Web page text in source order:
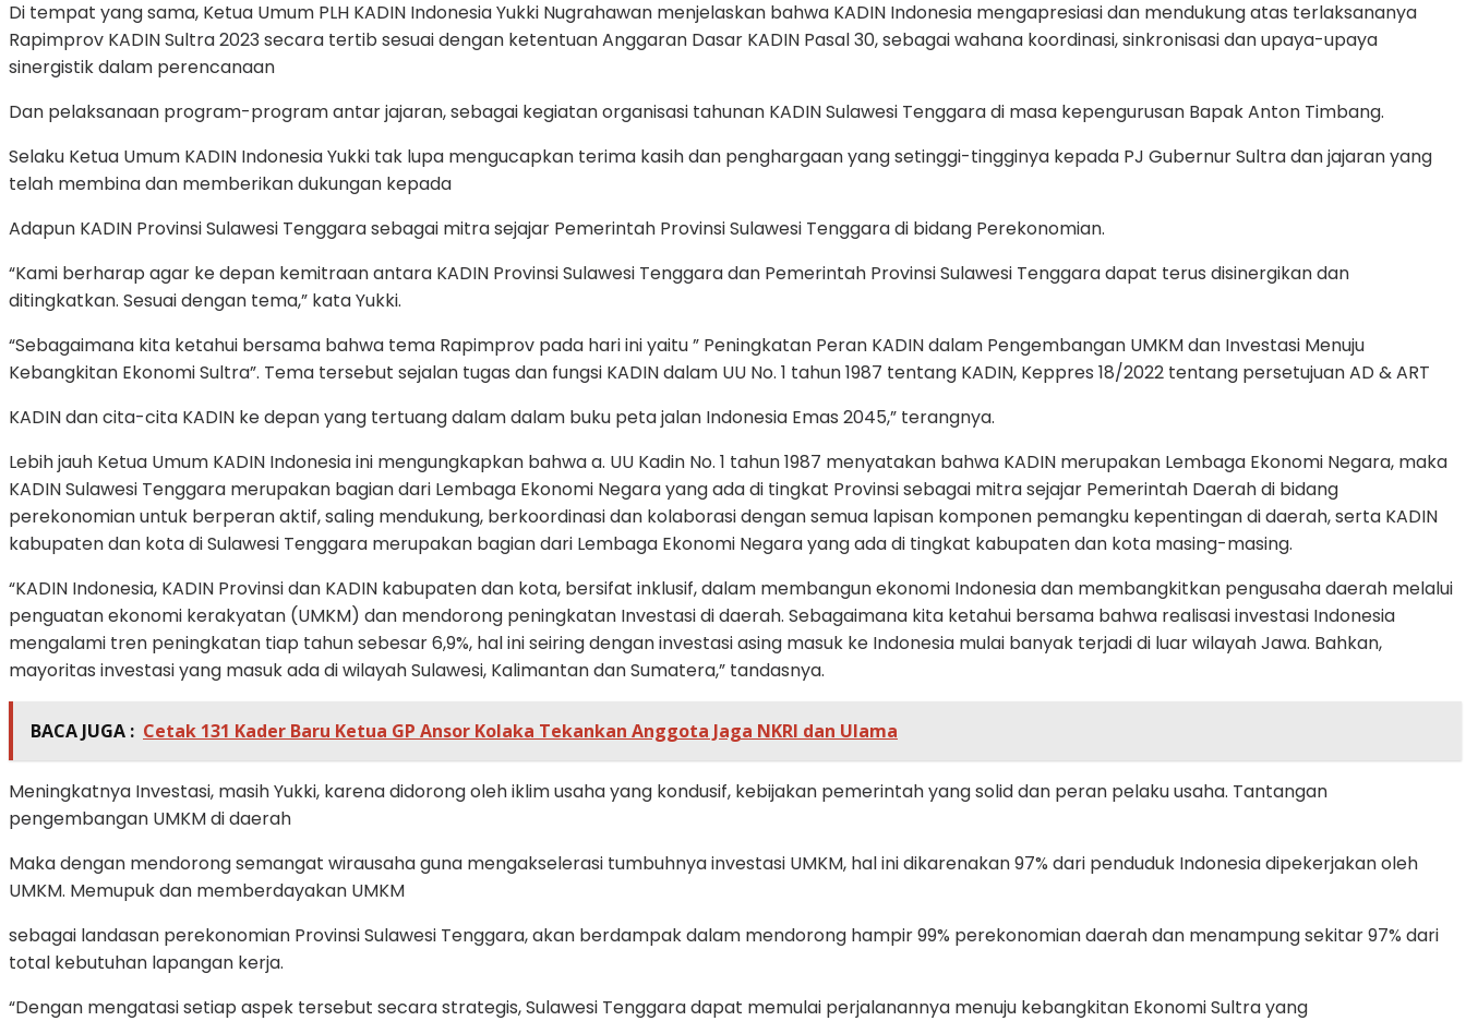
Di tempat yang sama, Ketua Umum PLH KADIN Indonesia Yukki Nugrahawan menjelaskan bahwa KADIN Indonesia mengapresiasi dan mendukung atas terlaksananya
Rapimprov KADIN Sultra 2023 secara tertib sesuai dengan ketentuan Anggaran Dasar KADIN Pasal 30, sebagai wahana koordinasi, sinkronisasi dan upaya-upaya
sinergistik dalam perencanaan
Dan pelaksanaan program-program antar jajaran, sebagai kegiatan organisasi tahunan KADIN Sulawesi Tenggara di masa kepengurusan Bapak Anton Timbang.
Selaku Ketua Umum KADIN Indonesia Yukki tak lupa mengucapkan terima kasih dan penghargaan yang setinggi-tingginya kepada PJ Gubernur Sultra dan jajaran yang
telah membina dan memberikan dukungan kepada
Adapun KADIN Provinsi Sulawesi Tenggara sebagai mitra sejajar Pemerintah Provinsi Sulawesi Tenggara di bidang Perekonomian.
“Kami berharap agar ke depan kemitraan antara KADIN Provinsi Sulawesi Tenggara dan Pemerintah Provinsi Sulawesi Tenggara dapat terus disinergikan dan
ditingkatkan. Sesuai dengan tema,” kata Yukki.
“Sebagaimana kita ketahui bersama bahwa tema Rapimprov pada hari ini yaitu ” Peningkatan Peran KADIN dalam Pengembangan UMKM dan Investasi Menuju
Kebangkitan Ekonomi Sultra”. Tema tersebut sejalan tugas dan fungsi KADIN dalam UU No. 1 tahun 1987 tentang KADIN, Keppres 18/2022 tentang persetujuan AD & ART
KADIN dan cita-cita KADIN ke depan yang tertuang dalam dalam buku peta jalan Indonesia Emas 2045,” terangnya.
Lebih jauh Ketua Umum KADIN Indonesia ini mengungkapkan bahwa a. UU Kadin No. 1 tahun 1987 menyatakan bahwa KADIN merupakan Lembaga Ekonomi Negara, maka
KADIN Sulawesi Tenggara merupakan bagian dari Lembaga Ekonomi Negara yang ada di tingkat Provinsi sebagai mitra sejajar Pemerintah Daerah di bidang
perekonomian untuk berperan aktif, saling mendukung, berkoordinasi dan kolaborasi dengan semua lapisan komponen pemangku kepentingan di daerah, serta KADIN
kabupaten dan kota di Sulawesi Tenggara merupakan bagian dari Lembaga Ekonomi Negara yang ada di tingkat kabupaten dan kota masing-masing.
“KADIN Indonesia, KADIN Provinsi dan KADIN kabupaten dan kota, bersifat inklusif, dalam membangun ekonomi Indonesia dan membangkitkan pengusaha daerah melalui
penguatan ekonomi kerakyatan (UMKM) dan mendorong peningkatan Investasi di daerah. Sebagaimana kita ketahui bersama bahwa realisasi investasi Indonesia
mengalami tren peningkatan tiap tahun sebesar 6,9%, hal ini seiring dengan investasi asing masuk ke Indonesia mulai banyak terjadi di luar wilayah Jawa. Bahkan,
mayoritas investasi yang masuk ada di wilayah Sulawesi, Kalimantan dan Sumatera,” tandasnya.
BACA JUGA : Cetak 131 Kader Baru Ketua GP Ansor Kolaka Tekankan Anggota Jaga NKRI dan Ulama
Meningkatnya Investasi, masih Yukki, karena didorong oleh iklim usaha yang kondusif, kebijakan pemerintah yang solid dan peran pelaku usaha. Tantangan
pengembangan UMKM di daerah
Maka dengan mendorong semangat wirausaha guna mengakselerasi tumbuhnya investasi UMKM, hal ini dikarenakan 97% dari penduduk Indonesia dipekerjakan oleh
UMKM. Memupuk dan memberdayakan UMKM
sebagai landasan perekonomian Provinsi Sulawesi Tenggara, akan berdampak dalam mendorong hampir 99% perekonomian daerah dan menampung sekitar 97% dari
total kebutuhan lapangan kerja.
“Dengan mengatasi setiap aspek tersebut secara strategis, Sulawesi Tenggara dapat memulai perjalanannya menuju kebangkitan Ekonomi Sultra yang